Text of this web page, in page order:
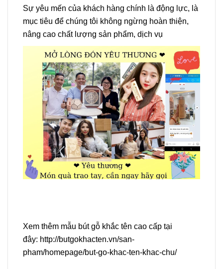
Sự yêu mến của khách hàng chính là động lực, là
mục tiêu để chúng tôi không ngừng hoàn thiện,
nâng cao chất lượng sản phẩm, dịch vụ
Xem thêm mẫu bút gỗ khắc tên cao cấp tại
đây: http://butgokhacten.vn/san-
pham/homepage/but-go-khac-ten-khac-chu/